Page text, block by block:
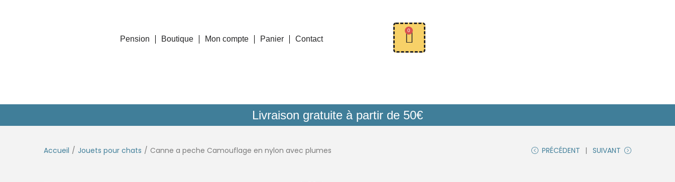
Pension Boutique Mon compte Panier Contact
0
Livraison gratuite à partir de 50€
Accueil / Jouets pour chats / Canne a peche Camouflage en nylon avec plumes PRÉCÉDENT SUIVANT